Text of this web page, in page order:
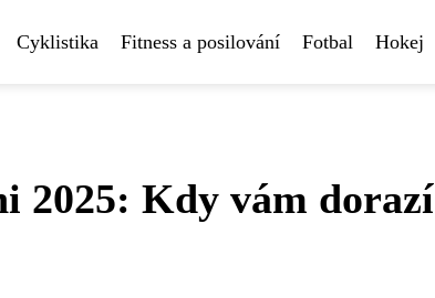
Cyklistika Fitness a posilování Fotbal Hokej
2025: Kdy vám dorazí